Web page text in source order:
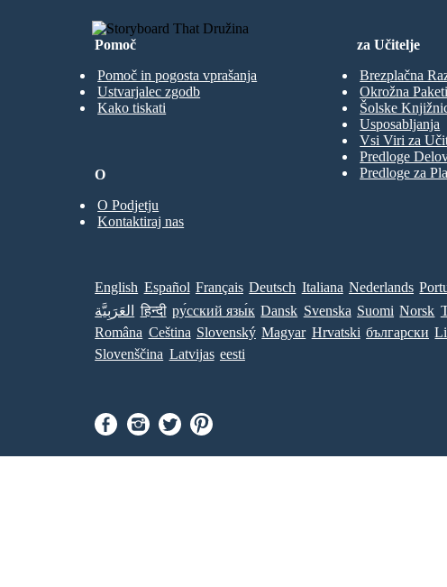
Pomoč
Pomoč in pogosta vprašanja
Ustvarjalec zgodb
Kako tiskati
za Učitelje
Brezplačna
Okrožna Paketi
Šolske
Usposabljanja
Vsi Viri za
Predloge
Predloge za
O
O Podjetju
Kontaktiraj nas
English Español Français Deutsch Italiana Nederlands
العَرَبِيَّة
हिन्दी ру́сский язы́к Dansk Svenska Suomi Norsk
Româna Ceština Slovenský Magyar Hrvatski български
Slovenščina Latvijas eesti